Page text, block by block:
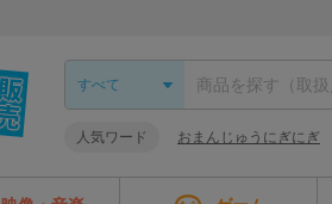
人気ワード おまんじゅうにぎにぎ